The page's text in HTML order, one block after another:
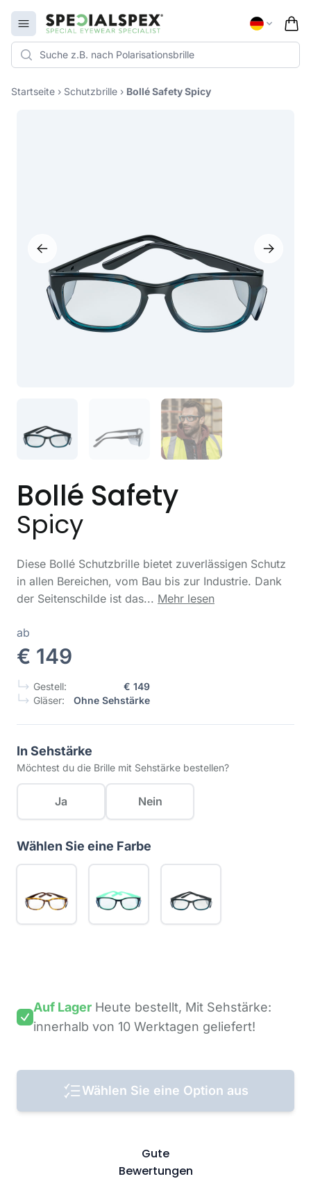
Open menu
Specialspex Logo
Startseite › Schutzbrille › Bollé Safety Spicy
Bollé Safety
Spicy
Diese Bollé Schutzbrille bietet zuverlässigen Schutz
in allen Bereichen, vom Bau bis zur Industrie. Dank
der Seitenschilde ist das... Mehr lesen
ab
€ 149
Gestell:
€ 149
Gläser:
Ohne Sehstärke
In Sehstärke
Möchtest du die Brille mit Sehstärke bestellen?
Ja Nein
Wählen Sie eine Farbe
Auf Lager Heute bestellt, Mit Sehstärke:
innerhalb von 10 Werktagen geliefert!
Wählen Sie eine Option aus
Gute
Bewertungen